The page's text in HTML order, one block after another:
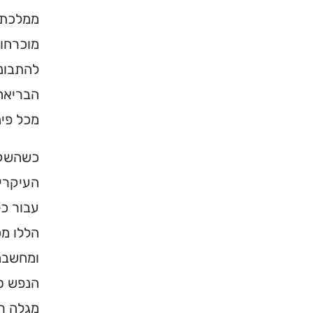
מכל
עבור
הללו
הנפש
מגלה